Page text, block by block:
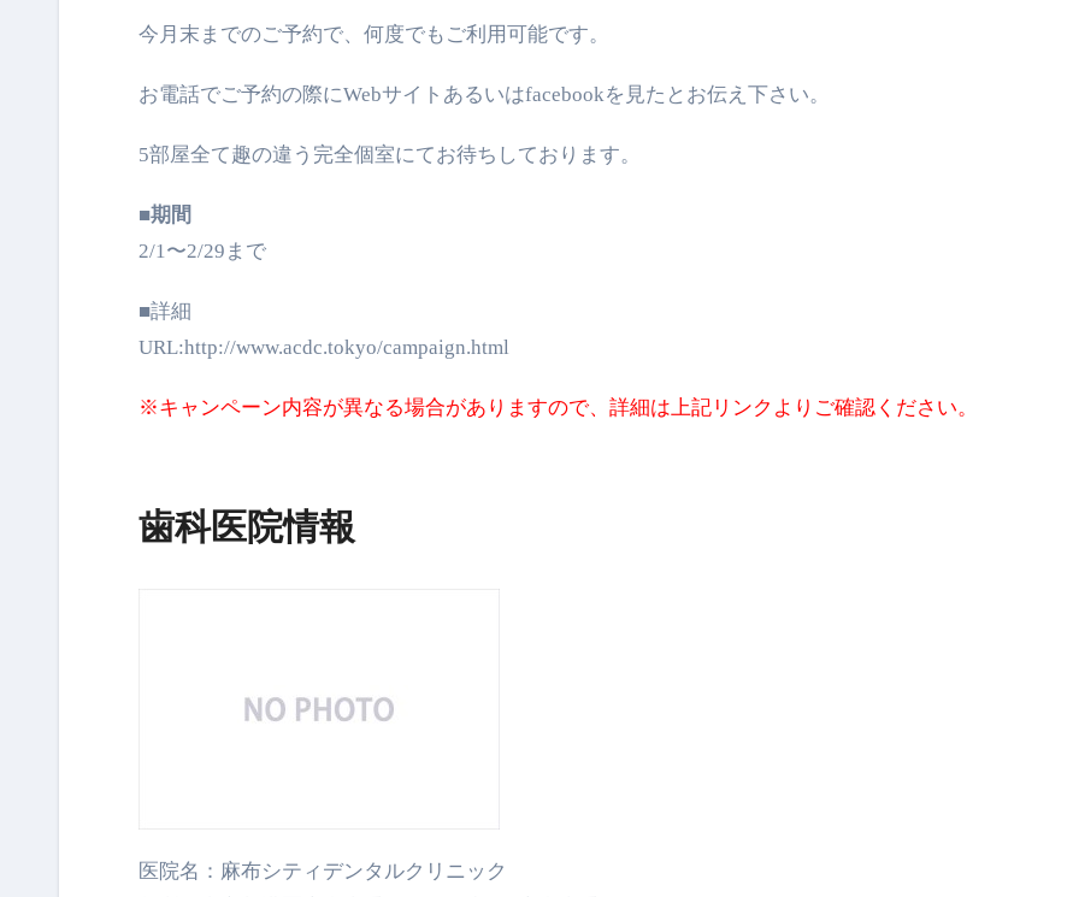
今月末までのご予約で、何度でもご利用可能です。
お電話でご予約の際にWebサイトあるいはfacebookを見たとお伝え下さい。
5部屋全て趣の違う完全個室にてお待ちしております。
■期間
2/1〜2/29まで
■詳細
URL:http://www.acdc.tokyo/campaign.html
※キャンペーン内容が異なる場合がありますので、詳細は上記リンクよりご確認ください。
歯科医院情報
医院名：麻布シティデンタルクリニック